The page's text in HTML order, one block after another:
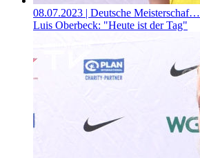
08.07.2023 | Deutsche Meisterschaf…
Luis Oberbeck: "Heute ist der Tag"